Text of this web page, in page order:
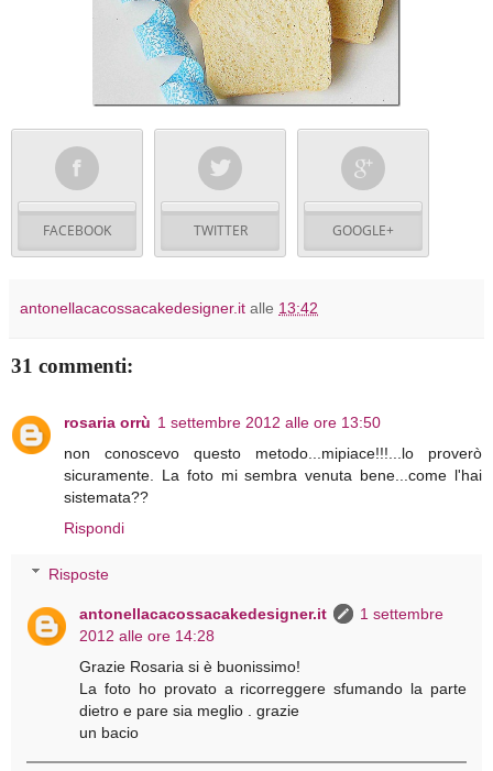
FACEBOOK TWITTER GOOGLE+
antonellacacossacakedesigner.it alle 13:42
31 commenti:
rosaria orrù 1 settembre 2012 alle ore 13:50
non conoscevo questo metodo...mipiace!!!...lo proverò
sicuramente. La foto mi sembra venuta bene...come l'hai
sistemata??
Rispondi
Risposte
antonellacacossacakedesigner.it
1 settembre
2012 alle ore 14:28
Grazie Rosaria si è buonissimo!
La foto ho provato a ricorreggere sfumando la parte
dietro e pare sia meglio . grazie
un bacio